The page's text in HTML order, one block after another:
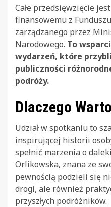
Całe przedsięwzięcie
finansowemu z
zarządzanego przez
Narodowego. To
wydarzeń, które
publiczności
podróży.
Dlaczego
Udział w spotkaniu to
inspirującej historii
spełnić marzenia o
Orlikowska, znana ze
pewnością podzieli się
drogi, ale również
przyszłych podróżników.